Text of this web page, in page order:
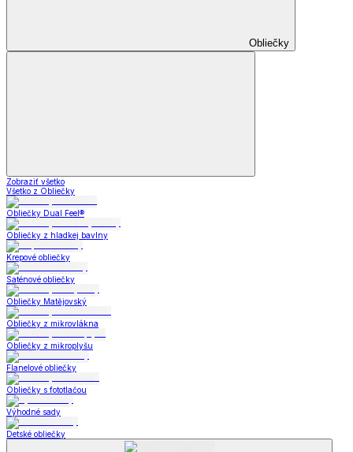
Obliečky
Zobraziť všetko
Všetko z Obliečky
Obliečky Dual Feel®
Obliečky z hladkej bavlny
Krepové obliečky
Saténové obliečky
Obliečky Matějovský
Obliečky z mikrovlákna
Obliečky z mikroplyšu
Flanelové obliečky
Obliečky s fototlačou
Výhodné sady
Detské obliečky